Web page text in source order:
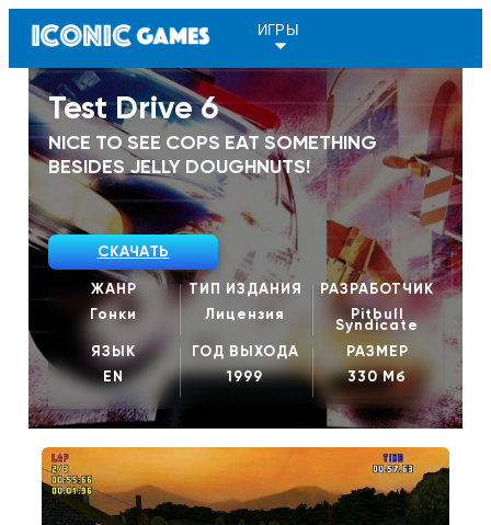
ИГРЫ
Test Drive 6
NICE TO SEE COPS EAT SOMETHING
BESIDES JELLY DOUGHNUTS!
СКАЧАТЬ
ЖАНР
Гонки
ТИП ИЗДАНИЯ
Лицензия
РАЗРАБОТЧИК
Pitbull
Syndicate
ЯЗЫК
EN
ГОД ВЫХОДА
1999
РАЗМЕР
330 Мб